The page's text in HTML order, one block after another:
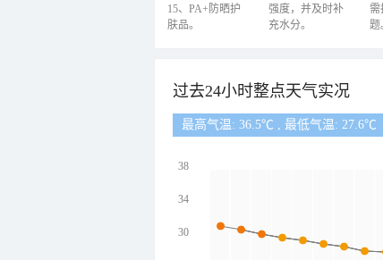
15、PA+防晒护
肤品。
强度，并及时补
充水分。
需
题
过去24小时整点天气实况
最高气温: 36.5℃ , 最低气温: 27.6℃
38
34
30